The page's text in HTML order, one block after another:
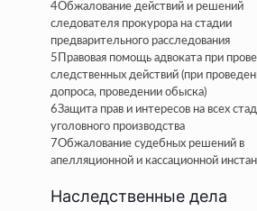
4Обжалование действий и решений
следователя прокурора на стадии
предварительного расследования
5 Правовая помощь адвоката при
следственных действий (при
допроса, проведении обыска)
6Защита прав и интересов на всех
уголовного производства
7Обжалование судебных решений в
апелляционной и кассационной
Наследственные дела